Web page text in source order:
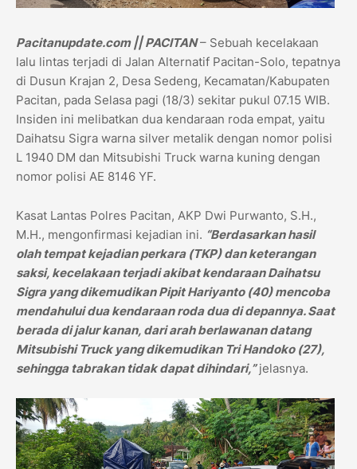
Pacitanupdate.com || PACITAN– Sebuah kecelakaan
lalu lintas terjadi di Jalan Alternatif Pacitan-Solo, tepatnya
di Dusun Krajan 2, Desa Sedeng, Kecamatan/Kabupaten
Pacitan, pada Selasa pagi (18/3) sekitar pukul 07.15 WIB.
Insiden ini melibatkan dua kendaraan roda empat, yaitu
Daihatsu Sigra warna silver metalik dengan nomor polisi
L 1940 DM dan Mitsubishi Truck warna kuning dengan
nomor polisi AE 8146 YF.
Kasat Lantas Polres Pacitan, AKP Dwi Purwanto, S.H.,
M.H., mengonfirmasi kejadian ini. “Berdasarkan hasil
olah tempat kejadian perkara (TKP) dan keterangan
saksi, kecelakaan terjadi akibat kendaraan Daihatsu
Sigra yang dikemudikan Pipit Hariyanto (40) mencoba
mendahului dua kendaraan roda dua di depannya. Saat
berada di jalur kanan, dari arah berlawanan datang
Mitsubishi Truck yang dikemudikan Tri Handoko (27),
sehingga tabrakan tidak dapat dihindari,”jelasnya.